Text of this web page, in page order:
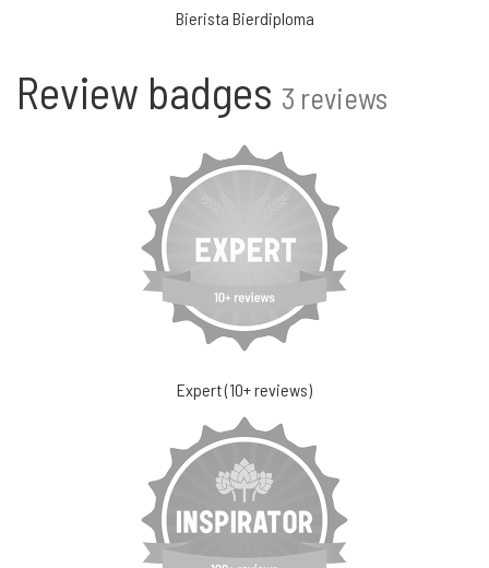
Bierista Bierdiploma
Review badges 3 reviews
Expert (10+ reviews)